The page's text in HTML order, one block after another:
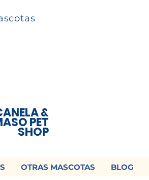
&
PET
SHOP
OTRAS MASCOTAS BLOG